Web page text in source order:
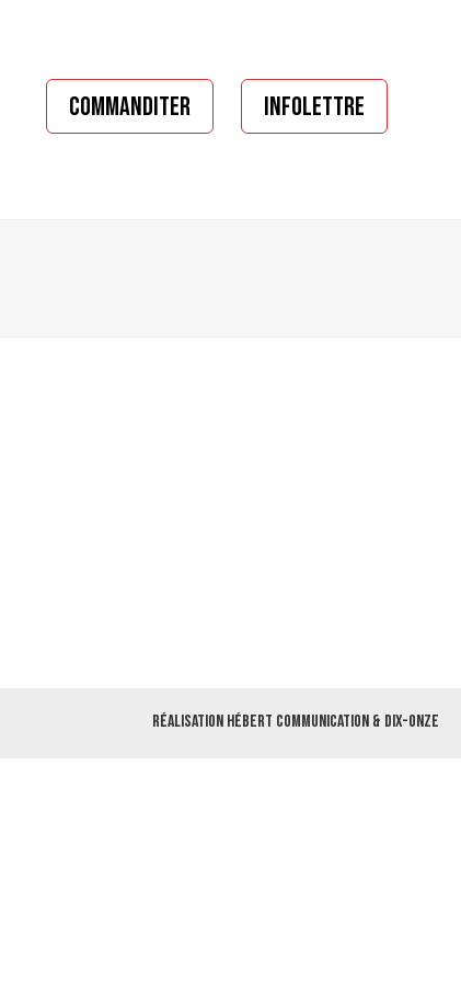
COMMANDITER INFOLETTRE
Réalisation Hébert Communication & Dix-Onze